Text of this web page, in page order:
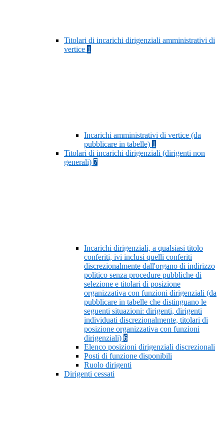
Titolari di incarichi dirigenziali amministrativi di
vertice 1
Incarichi amministrativi di vertice (da
pubblicare in tabelle) 1
Titolari di incarichi dirigenziali (dirigenti non
generali) 7
Incarichi dirigenziali, a qualsiasi titolo
conferiti, ivi inclusi quelli conferiti
discrezionalmente dall'organo di indirizzo
politico senza procedure pubbliche di
selezione e titolari di posizione
organizzativa con funzioni dirigenziali (da
pubblicare in tabelle che distinguano le
seguenti situazioni: dirigenti, dirigenti
individuati discrezionalmente, titolari di
posizione organizzativa con funzioni
dirigenziali) 6
Elenco posizioni dirigenziali discrezionali
Posti di funzione disponibili
Ruolo dirigenti
Dirigenti cessati